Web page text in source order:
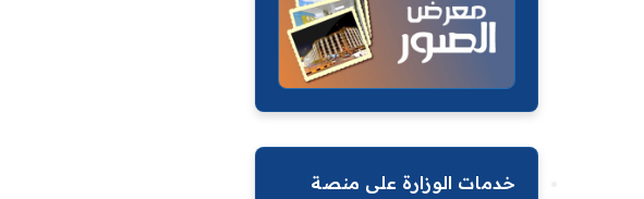
خدمات الوزارة على منصة